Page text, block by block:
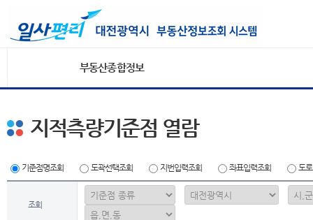
부동산종합정보
지적측량기준점 열람
기준점명조회 도곽선택조회 지번입력조회 좌표입력조회 도
조회